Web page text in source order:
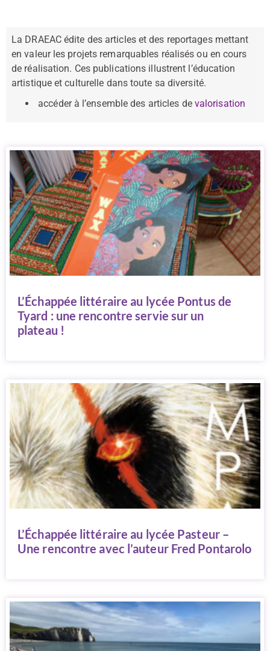
La DRAEAC édite des articles et des reportages mettant
en valeur les projets remarquables réalisés ou en cours
de réalisation. Ces publications illustrent l’éducation
artistique et culturelle dans toute sa diversité.
accéder à l’ensemble des articles de valorisation
L’Échappée littéraire au lycée Pontus de
Tyard : une rencontre servie sur un
plateau !
L’Échappée littéraire au lycée Pasteur –
Une rencontre avec l’auteur Fred Pontarolo